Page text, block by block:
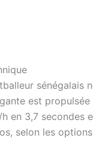
sénégalais
est
3,7 secondes
selon les